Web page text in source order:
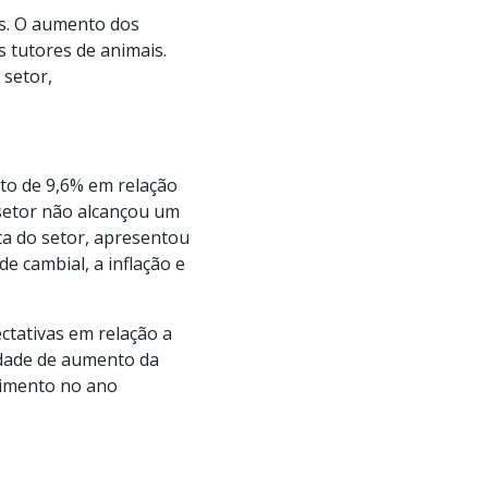
O aumento dos
tutores de animais.
setor,
de 9,6% em relação
não alcançou um
do setor, apresentou
cambial, a inflação e
em relação a
de aumento da
no ano